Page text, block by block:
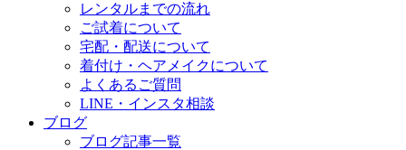
レンタルまでの流れ
ご試着について
宅配・配送について
着付け・ヘアメイクについて
よくあるご質問
LINE・インスタ相談
ブログ
ブログ記事一覧